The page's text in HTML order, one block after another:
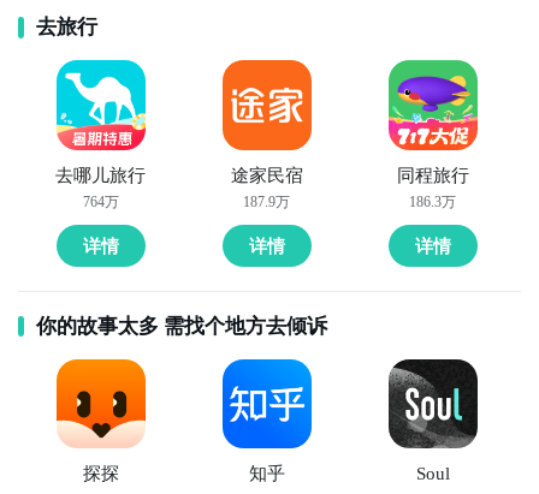
去旅行
去哪儿旅行
764万
详情
途家民宿
187.9万
详情
同程旅行
186.3万
详情
你的故事太多 需找个地方去倾诉
探探 知乎 Soul